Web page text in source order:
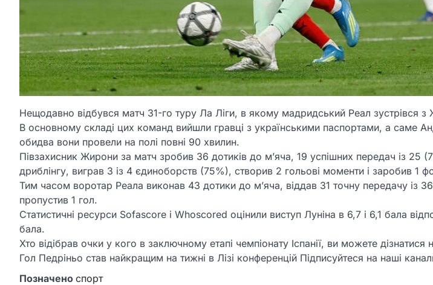
Нещодавно відбувся матч 31-го туру Ла Ліги, в якому мадридський Реал зустрівся
В основному складі цих команд вийшли гравці з українськими паспортами, а саме
обидва вони провели на полі повні 90 хвилин.
Півзахисник Жирони за матч зробив 36 дотиків до м’яча, 19 успішних передач із 25
дриблінгу, виграв 3 із 4 єдиноборств (75%), створив 2 гольові моменти і заробив 1
Тим часом воротар Реала виконав 43 дотики до м’яча, віддав 31 точну передачу із
пропустив 1 гол.
Статистичні ресурси Sofascore і Whoscored оцінили виступ Луніна в 6,7 і 6,1 бала
бала.
Хто відібрав очки у кого в заключному етапі чемпіонату Іспанії, ви можете дізнатися
Гол Педріньо став найкращим на тижні в Лізі конференцій Підписуйтеся на наші
Позначено спорт